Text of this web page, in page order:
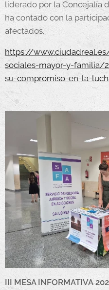
liderado por la Concejalía
ha contado con la
afectados.
https://
sociales-mayor-y-familia/
su-compromiso-en-la-
III MESA INFORMATIVA